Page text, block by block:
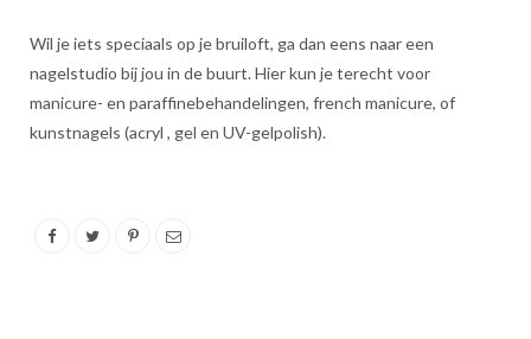
Wil je iets speciaals op je bruiloft, ga dan eens naar een
nagelstudio bij jou in de buurt. Hier kun je terecht voor
manicure- en paraffinebehandelingen, french manicure, of
kunstnagels (acryl , gel en UV-gelpolish).